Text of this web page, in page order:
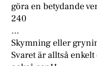
göra en betydande
240
…
Skymning eller
Svaret är alltså